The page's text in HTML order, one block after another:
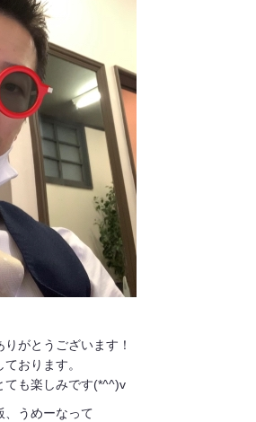
がとうございます！
おります。
ても楽しみです(*^^)v
、うめーなって